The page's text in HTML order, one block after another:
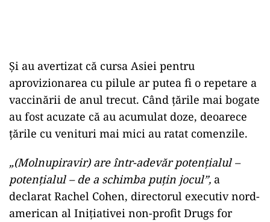
Și au avertizat că cursa Asiei pentru
aprovizionarea cu pilule ar putea fi o repetare a
vaccinării de anul trecut. Când țările mai bogate
au fost acuzate că au acumulat doze, deoarece
țările cu venituri mai mici au ratat comenzile.
„(Molnupiravir) are într-adevăr potențialul –
potențialul – de a schimba puțin jocul”, a
declarat Rachel Cohen, directorul executiv nord-
american al Inițiativei non-profit Drugs for